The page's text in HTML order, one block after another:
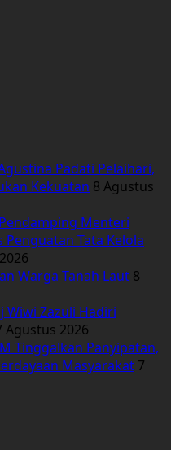
Padati Pelaihari,
Kekuatan 8 Agustus
Menteri
Tata Kelola
Warga Tanah Laut 8
Wiwi Zazuli Hadiri
Agustus 2026
Tinggalkan Panyipatan,
Masyarakat 7